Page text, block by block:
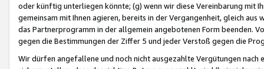
oder künftig unterliegen könnte; (g) wenn wir diese Vereinbarung mit
gemeinsam mit Ihnen agieren, bereits in der Vergangenheit, gleich
das Partnerprogramm in der allgemein angebotenen Form beenden.
gegen die Bestimmungen der Ziffer 5 und jeder Verstoß gegen die
Wir dürfen angefallene und noch nicht ausgezahlte Vergütungen